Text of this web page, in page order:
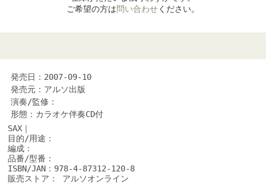
ご希望の方は問い合わせください。
発売日：2007-09-10
発売元：アルソ出版
演奏/監修：
形態：カラオケ伴奏CD付
SAX｜
目的/用途：
編成：
品番/型番：
ISBN/JAN：978-4-87312-120-8
販売ストア： アルソオンライン